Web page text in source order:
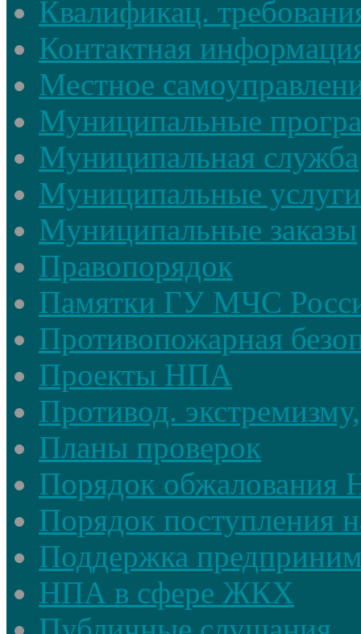
Квалификац.
Контактная
Местное
Муниципальные
Муниципальная служба
Муниципальные услуги
Муниципальные заказы
Правопорядок
Памятки ГУ МЧС
Противопожарная
Проекты НПА
Противод.
Планы проверок
Порядок
Порядок поступления
Поддержка
НПА в сфере ЖКХ